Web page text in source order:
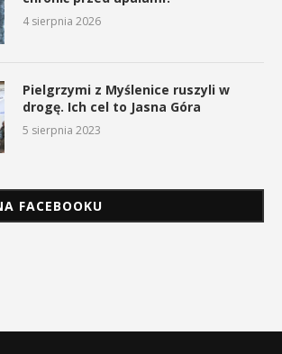
4 sierpnia 2026
Pielgrzymi z Myślenice ruszyli w
drogę. Ich cel to Jasna Góra
5 sierpnia 2023
FACEBOOKU